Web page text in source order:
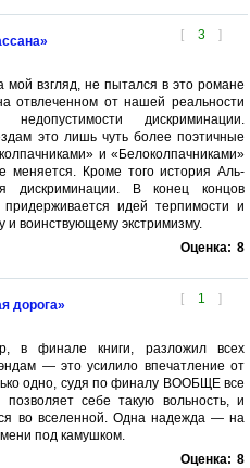
[ 3 ]
мой взгляд, не пытался в это романе
отвлеченном от нашей реальности
дискриминации.
это лишь чуть более поэтичные
и «Белоколпачниками»
меняется. Кроме того история Аль-
дискриминации. В конец концов
идей терпимости и
и воинствующему экстримизму.
Оценка: 8
[ 1 ]
дорога»
в финале книги, разложил всех
— это усилило впечатление от
одно, судя по финалу ВООБЩЕ все
себе такую вольность, и
во вселенной. Одна надежда — на
под камушком.
Оценка: 8